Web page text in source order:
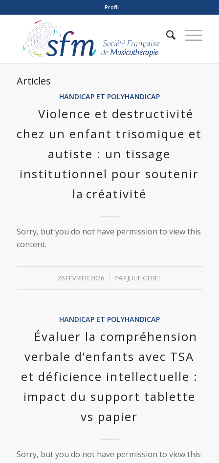
Profil
Articles
HANDICAP ET POLYHANDICAP
Violence et destructivité
chez un enfant trisomique et
autiste : un tissage
institutionnel pour soutenir
la créativité
Sorry, but you do not have permission to view this
content.
26 FÉVRIER 2026
/ PAR JULIE GEBEL
HANDICAP ET POLYHANDICAP
Évaluer la compréhension
verbale d’enfants avec TSA
et déficience intellectuelle :
impact du support tablette
vs papier
Sorry, but you do not have permission to view this